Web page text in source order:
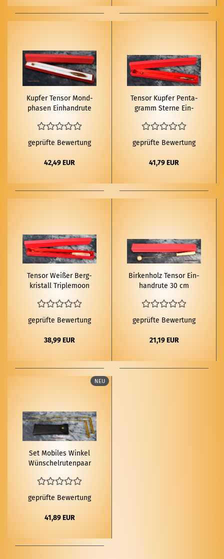
Kup­fer Ten­sor Mond­
pha­sen Ein­hand­ru­te
geprüfte Bewertung
42,49 EUR
Ten­sor Kup­fer Pen­ta­
gramm Ster­ne Ein­
geprüfte Bewertung
41,79 EUR
Ten­sor Wei­ßer Berg­
kris­tall Trip­le­moon
ru­te
geprüfte Bewertung
38,99 EUR
Bir­ken­holz Ten­sor Ein­
hand­ru­te 30 cm
geprüfte Bewertung
21,19 EUR
NEU
Set Mo­bi­les Win­kel
Wün­schel­ru­ten­paar
geprüfte Bewertung
41,89 EUR